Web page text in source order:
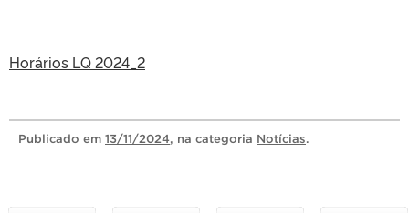
Horários LQ 2024_2
Publicado em 13/11/2024, na categoria Notícias.